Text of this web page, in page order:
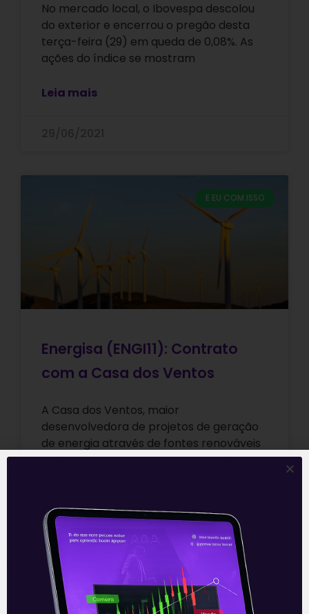
No mercado local, o Ibovespa descolou
do exterior e encerrou o pregão desta
terça-feira (29) em queda de 0,08%. As
ações do índice se mostram
Leia mais
E EU COM ISSO
Energisa (ENGI11): Contrato
com a Casa dos Ventos
A Casa dos Ventos, maior
desenvolvedora de projetos de geração
de energia através de fontes renováveis
do Brasil, fechou contrato com a Energisa
Leia mais
22/06/2021